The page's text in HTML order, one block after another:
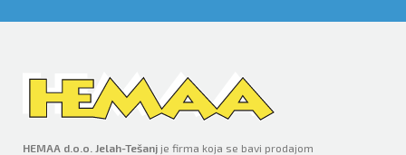
HEMAA d.o.o. Jelah-Tešanj je firma koja se bavi prodajom